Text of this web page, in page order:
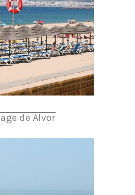
de Alvor